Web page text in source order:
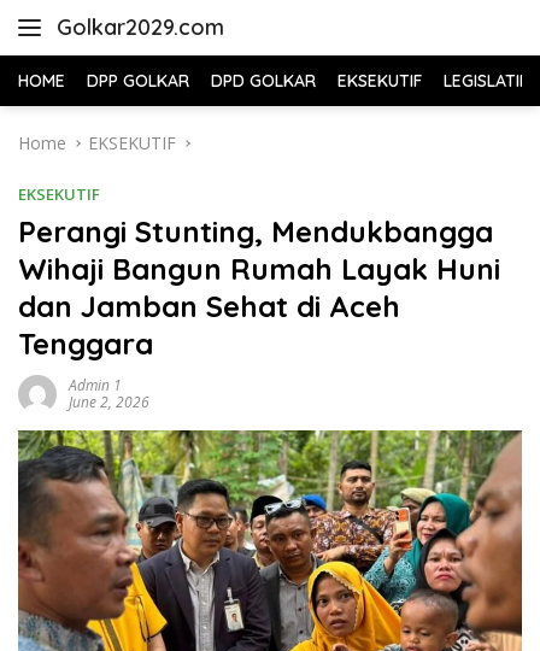
Golkar2029.com
HOME DPP GOLKAR DPD GOLKAR EKSEKUTIF LEGISLATIF
Home EKSEKUTIF
EKSEKUTIF
Perangi Stunting, Mendukbangga
Wihaji Bangun Rumah Layak Huni
dan Jamban Sehat di Aceh
Tenggara
Admin 1
June 2, 2026